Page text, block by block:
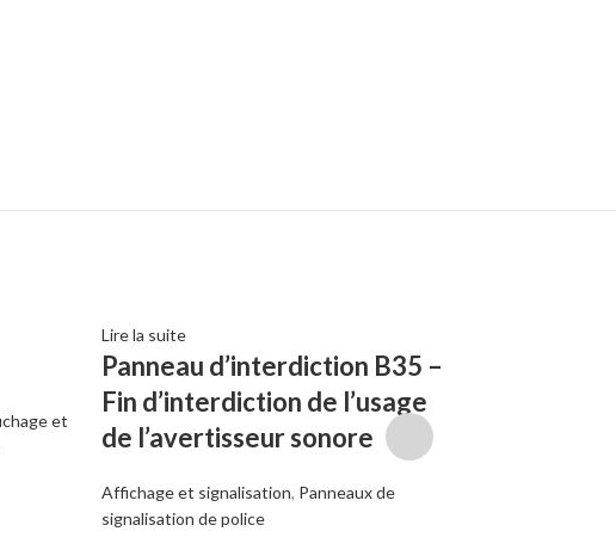
et
Lire la suite
Panneau d’interdiction B35 –
Fin d’interdiction de l’usage
de l’avertisseur sonore
Affichage et signalisation, Panneaux de
signalisation de police